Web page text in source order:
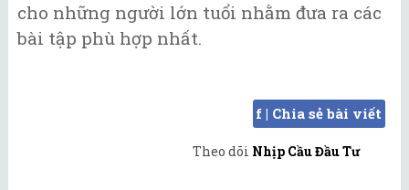
cho những người lớn tuổi nhằm đưa ra các
bài tập phù hợp nhất.
f | Chia sẻ bài viết
Theo dõi Nhịp Cầu Đầu Tư